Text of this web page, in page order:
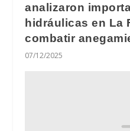
analizaron
hidráulicas en La
combatir
07/12/2025